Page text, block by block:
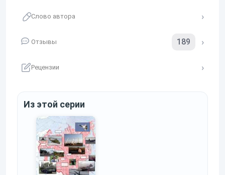
Слово автора
Отзывы 189
Рецензии
Из этой серии